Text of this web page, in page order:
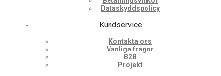
Dataskyddspolicy
Kundservice
Kontakta oss
Vanliga frågor
B2B
Projekt